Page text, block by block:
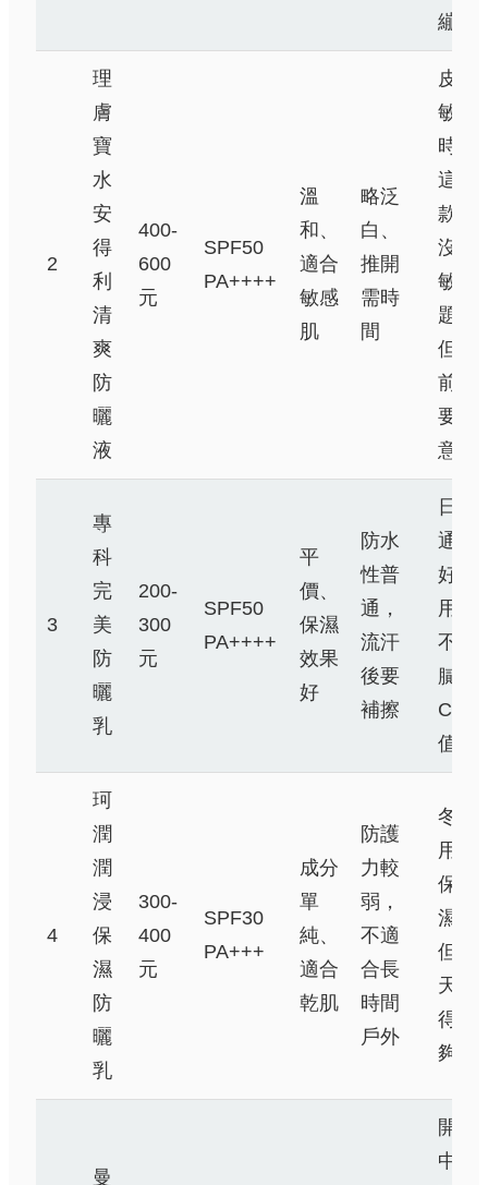
繃
2
理
膚
寶
水
安
得
利
清
爽
防
曬
液
400-
600
元
SPF50
PA++++
溫
和、
適合
敏感
肌
略泛
白、
推開
需時
間
皮膚
敏感
時用
這
款，
沒過
敏問
題，
但妝
前用
要注
意
3
專
科
完
美
防
曬
乳
200-
300
元
SPF50
PA++++
平
價、
保濕
效果
好
防水
性普
通，
流汗
後要
補擦
日常
通勤
好
用，
不油
膩，
CP
值高
4
珂
潤
潤
浸
保
濕
防
曬
乳
300-
400
元
SPF30
PA+++
成分
單
純、
適合
乾肌
防護
力較
弱，
不適
合長
時間
戶外
冬天
用很
保
濕，
但夏
天覺
得不
夠力
曼
開架
中表